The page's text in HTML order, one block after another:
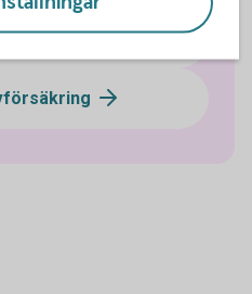
företag